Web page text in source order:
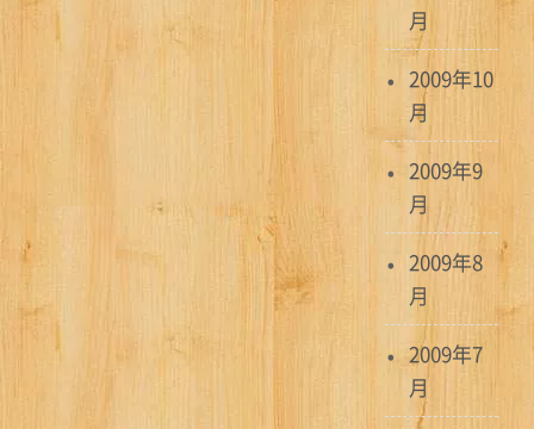
月
2009年10
月
2009年9
月
2009年8
月
2009年7
月